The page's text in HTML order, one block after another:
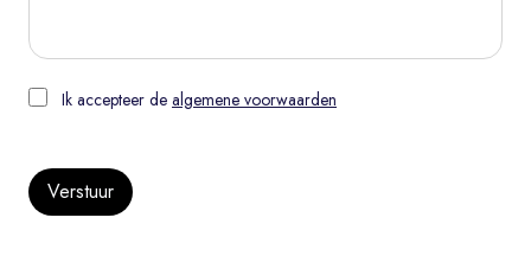
Ik accepteer de algemene voorwaarden
Verstuur